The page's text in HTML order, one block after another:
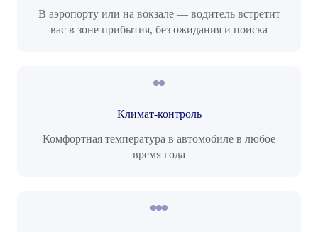
В аэропорту или на вокзале — водитель встретит
вас в зоне прибытия, без ожидания и поиска
Климат-контроль
Комфортная температура в автомобиле в любое
время года